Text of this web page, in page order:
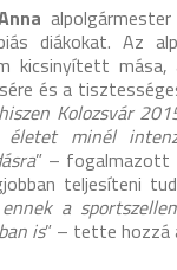
diákokat. Az
kicsinyített
és a
Kolozsvár
életet minél
” – fogalmazott
teljesíteni
a
is” – tette hozzá